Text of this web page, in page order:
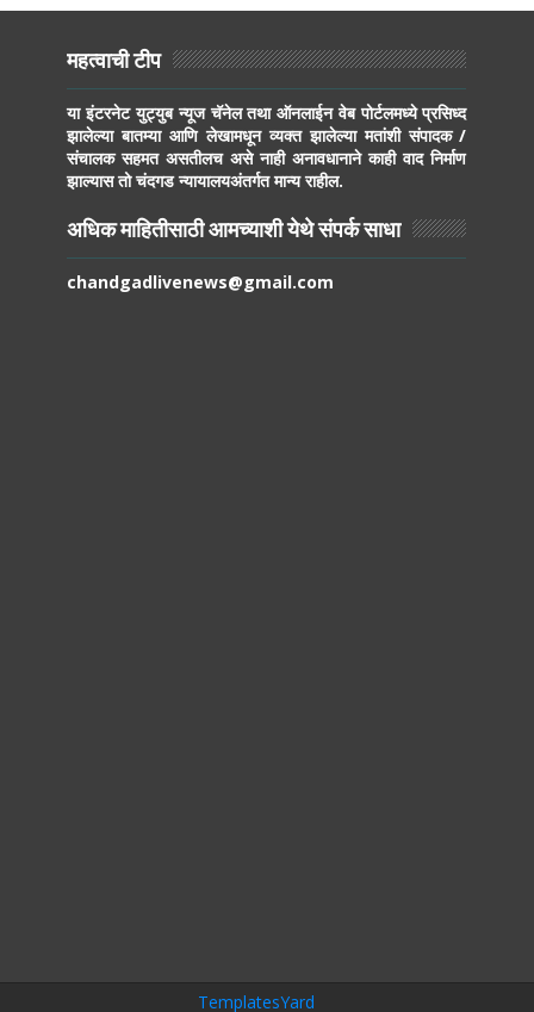
महत्वाची टीप
या इंटरनेट युट्युब न्यूज चॅनेल तथा ऑनलाईन वेब पोर्टलमध्ये प्रसिध्द
झालेल्या बातम्या आणि लेखामधून व्यक्त झालेल्या मतांशी संपादक /
संचालक सहमत असतीलच असे नाही अनावधानाने काही वाद निर्माण
झाल्यास तो चंदगड न्यायालयअंतर्गत मान्य राहील.
अधिक माहितीसाठी आमच्याशी येथे संपर्क साधा
chandgadlivenews@gmail.com